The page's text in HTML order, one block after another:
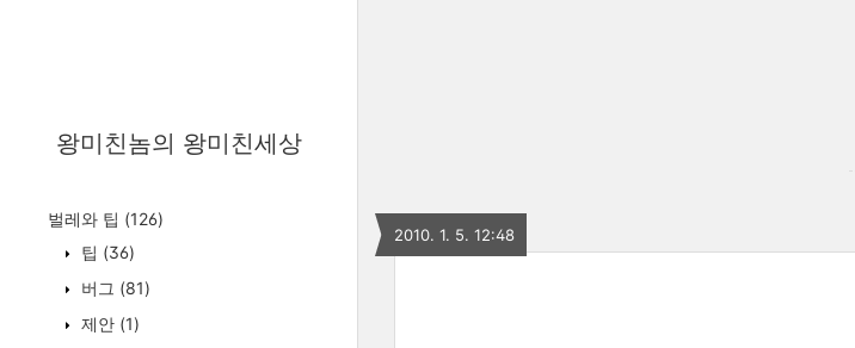
왕미친놈의 왕미친세상
벌레와 팁 (126)
팁 (36)
버그 (81)
제안 (1)
2010. 1. 5. 12:48